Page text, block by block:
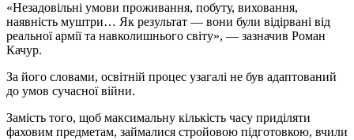
«Незадовільні умови проживання, побуту, виховання,
наявність муштри… Як результат — вони були відірвані від
реальної армії та навколишнього світу», — зазначив Роман
Качур.
За його словами, освітній процес узагалі не був адаптований
до умов сучасної війни.
Замість того, щоб максимальну кількість часу приділяти
фаховим предметам, займалися стройовою підготовкою, вчили